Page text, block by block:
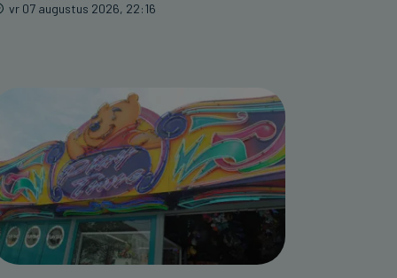
vr 07 augustus 2026, 22:16